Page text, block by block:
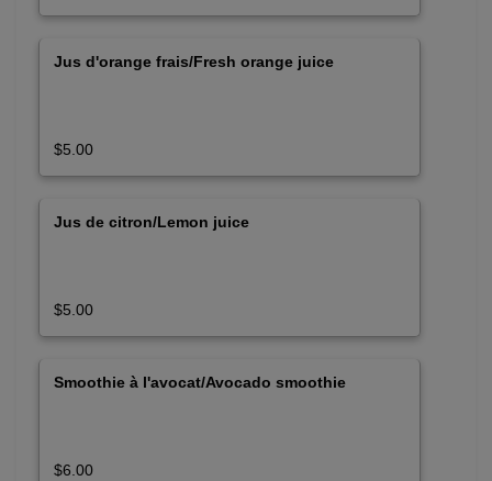
Jus d'orange frais/Fresh orange juice
$5.00
Jus de citron/Lemon juice
$5.00
Smoothie à l'avocat/Avocado smoothie
$6.00